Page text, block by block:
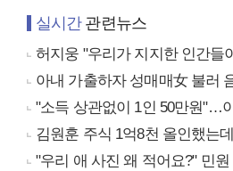
실시간관련뉴스
허지웅 "우리가 지지한 인간들이
아내 가출하자 성매매女 불러
"소득 상관없이 1인 50만원"…
김원훈 주식 1억8천 올인했는
"우리 애 사진 왜 적어요?" 민